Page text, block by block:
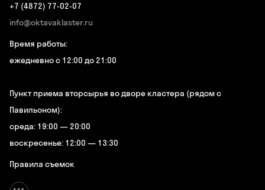
+7 (4872) 77-02-07
info@oktavaklaster.ru
Время работы:
ежедневно с 12:00 до 21:00
Пункт приема вторсырья во дворе кластера (рядом с
Павильоном):
среда: 19:00 — 20:00
воскресенье: 12:00 — 13:30
Правила съемок